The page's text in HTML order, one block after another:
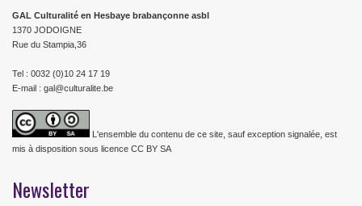
GAL Culturalité en Hesbaye brabançonne asbl
1370 JODOIGNE
Rue du Stampia,36
Tel : 0032 (0)10 24 17 19
E-mail : gal@culturalite.be
L'ensemble du contenu de ce site, sauf exception signalée, est
mis à disposition sous licence CC BY SA
Newsletter